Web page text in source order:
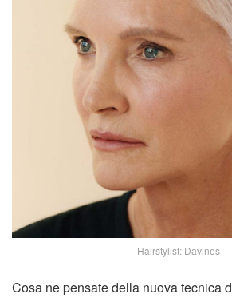
Hairstylist: Davines
Cosa ne pensate della nuova tecnica